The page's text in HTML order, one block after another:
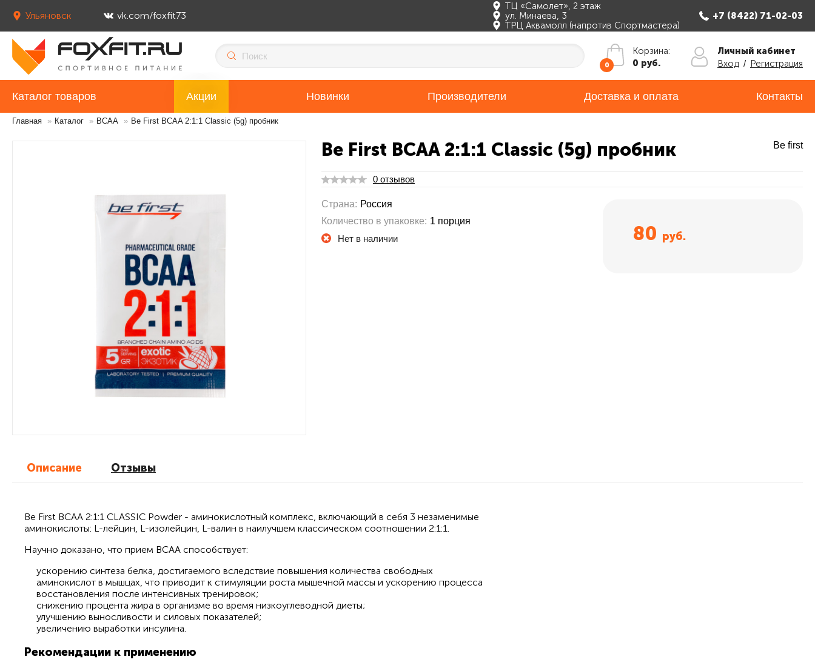
Ульяновск vk.com/foxfit73
ТЦ «Самолет», 2 этаж
ул. Минаева, 3
ТРЦ Аквамолл (напротив Спортмастера)
+7 (8422) 71-02-03
0
Корзина:
0 руб.
Личный кабинет
Вход / Регистрация
Каталог товаров Акции Новинки Производители Доставка и оплата Контакты
Главная » Каталог » BCAA » Be First BCAA 2:1:1 Classic (5g) пробник
Be First BCAA 2:1:1 Classic (5g) пробник Be first
0 отзывов
Страна: Россия
Количество в упаковке: 1 порция
Нет в наличии
80 руб.
Описание Отзывы
Be First BCAA 2:1:1 CLASSIC Powder - аминокислотный комплекс, включающий в себя 3 незаменимые
аминокислоты: L-лейцин, L-изолейцин, L-валин в наилучшем классическом соотношении 2:1:1.
Научно доказано, что прием BCAA способствует:
ускорению синтеза белка, достигаемого вследствие повышения количества свободных
аминокислот в мышцах, что приводит к стимуляции роста мышечной массы и ускорению процесса
восстановления после интенсивных тренировок;
снижению процента жира в организме во время низкоуглеводной диеты;
улучшению выносливости и силовых показателей;
увеличению выработки инсулина.
Рекомендации к применению